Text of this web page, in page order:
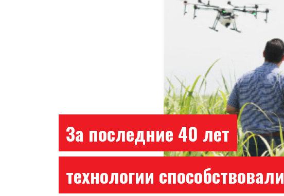
За последние 40 лет
технологии способствовали